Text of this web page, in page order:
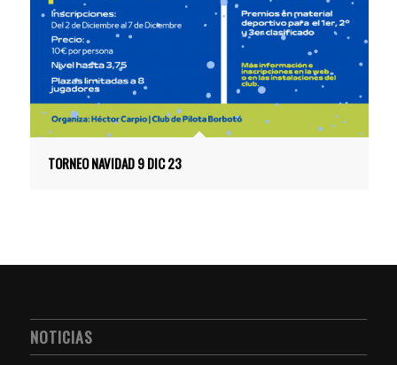
TORNEO NAVIDAD 9 DIC 23
NOTICIAS